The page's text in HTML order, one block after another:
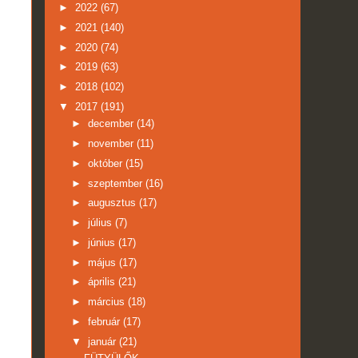
► 2022 (67)
► 2021 (140)
► 2020 (74)
► 2019 (63)
► 2018 (102)
▼ 2017 (191)
► december (14)
► november (11)
► október (15)
► szeptember (16)
► augusztus (17)
► július (7)
► június (17)
► május (17)
► április (21)
► március (18)
► február (17)
▼ január (21)